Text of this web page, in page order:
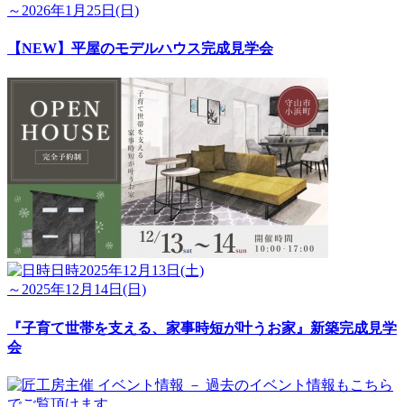
～2026年1月25日(日)
【NEW】平屋のモデルハウス完成見学会
日時2025年12月13日(土)
～2025年12月14日(日)
『子育て世帯を支える、家事時短が叶うお家』新築完成見学
会